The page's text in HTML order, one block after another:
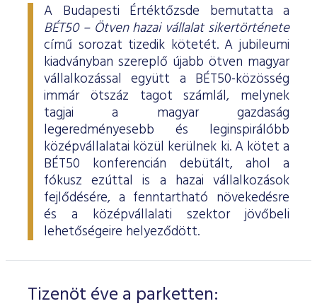
A Budapesti Értéktőzsde bemutatta a
BÉT50 – Ötven hazai vállalat sikertörténete
című sorozat tizedik kötetét. A jubileumi
kiadványban szereplő újabb ötven magyar
vállalkozással együtt a BÉT50-közösség
immár ötszáz tagot számlál, melynek
tagjai a magyar gazdaság
legeredményesebb és leginspirálóbb
középvállalatai közül kerülnek ki. A kötet a
BÉT50 konferencián debütált, ahol a
fókusz ezúttal is a hazai vállalkozások
fejlődésére, a fenntartható növekedésre
és a középvállalati szektor jövőbeli
lehetőségeire helyeződött.
Tizenöt éve a parketten: